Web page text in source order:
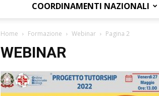
COORDINAMENTI NAZIONALI
Home Formazione Webinar Pagina 2
WEBINAR